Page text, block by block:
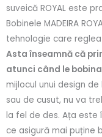
suveică ROYAL este
Bobinele MADEIRA
tehnologie care
Asta înseamnă că
atunci când le
mijlocul unui design
sau de cusut, nu va
la fel de des. Ața este
ce asigură mai puține